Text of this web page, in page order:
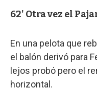
62' Otra vez el
En una pelota que
el balón derivó para
lejos probó pero el
horizontal.